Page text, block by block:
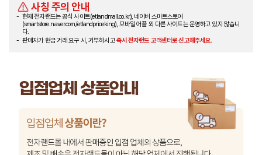
사칭 주의 안내
현재 전자랜드는 공식 사이트(etlandmall.co.kr), 네이버 스마트스토어
(smartstore.naver.com/etlandpriceking), 모바일 어플 외 다른 사이트는 운영하고 있지 않습니
다.
판매자가 현금 거래 요구 시, 거부하시고즉시 전자랜드 고객센터로 신고해주세요.